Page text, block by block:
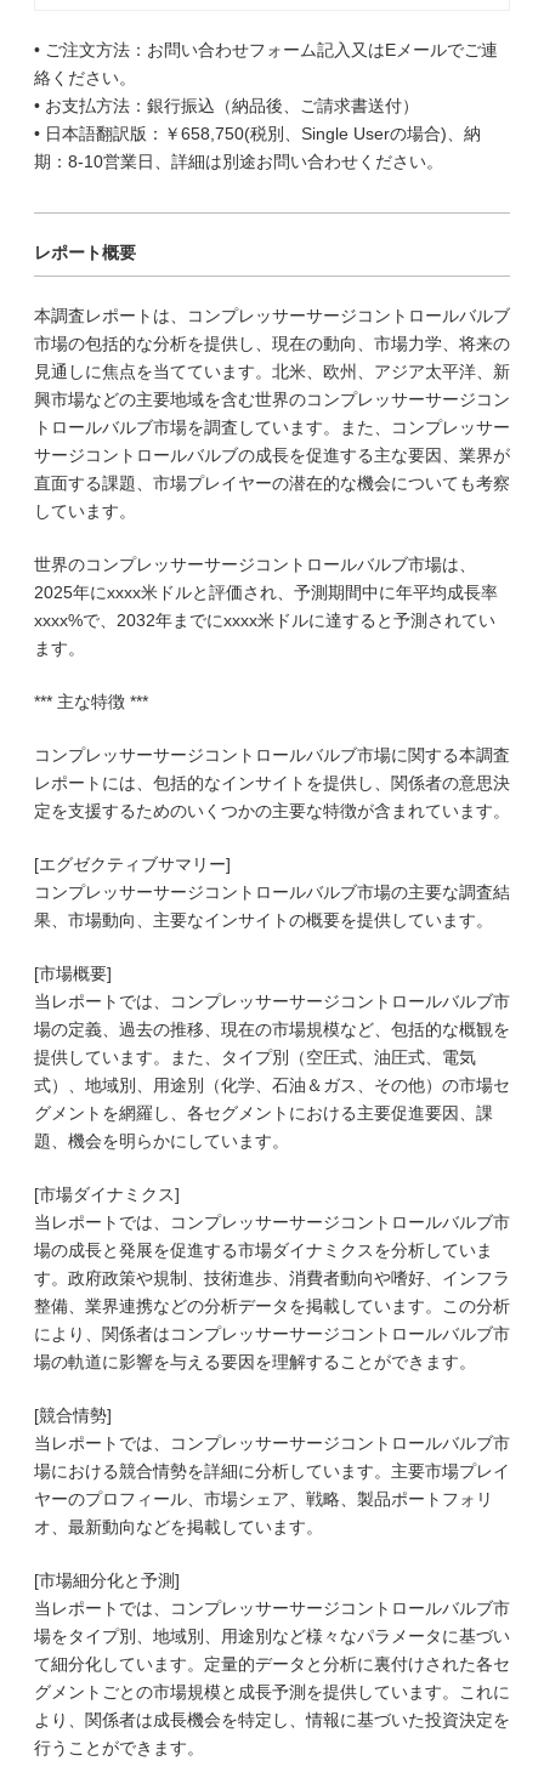
• ご注文方法：お問い合わせフォーム記入又はEメールでご連
絡ください。
• お支払方法：銀行振込（納品後、ご請求書送付）
• 日本語翻訳版：￥658,750(税別、Single Userの場合)、納
期：8-10営業日、詳細は別途お問い合わせください。
レポート概要
本調査レポートは、コンプレッサーサージコントロールバルブ
市場の包括的な分析を提供し、現在の動向、市場力学、将来の
見通しに焦点を当てています。北米、欧州、アジア太平洋、新
興市場などの主要地域を含む世界のコンプレッサーサージコン
トロールバルブ市場を調査しています。また、コンプレッサー
サージコントロールバルブの成長を促進する主な要因、業界が
直面する課題、市場プレイヤーの潜在的な機会についても考察
しています。
世界のコンプレッサーサージコントロールバルブ市場は、
2025年にxxxx米ドルと評価され、予測期間中に年平均成長率
xxxx%で、2032年までにxxxx米ドルに達すると予測されてい
ます。
*** 主な特徴 ***
コンプレッサーサージコントロールバルブ市場に関する本調査
レポートには、包括的なインサイトを提供し、関係者の意思決
定を支援するためのいくつかの主要な特徴が含まれています。
[エグゼクティブサマリー]
コンプレッサーサージコントロールバルブ市場の主要な調査結
果、市場動向、主要なインサイトの概要を提供しています。
[市場概要]
当レポートでは、コンプレッサーサージコントロールバルブ市
場の定義、過去の推移、現在の市場規模など、包括的な概観を
提供しています。また、タイプ別（空圧式、油圧式、電気
式）、地域別、用途別（化学、石油＆ガス、その他）の市場セ
グメントを網羅し、各セグメントにおける主要促進要因、課
題、機会を明らかにしています。
[市場ダイナミクス]
当レポートでは、コンプレッサーサージコントロールバルブ市
場の成長と発展を促進する市場ダイナミクスを分析していま
す。政府政策や規制、技術進歩、消費者動向や嗜好、インフラ
整備、業界連携などの分析データを掲載しています。この分析
により、関係者はコンプレッサーサージコントロールバルブ市
場の軌道に影響を与える要因を理解することができます。
[競合情勢]
当レポートでは、コンプレッサーサージコントロールバルブ市
場における競合情勢を詳細に分析しています。主要市場プレイ
ヤーのプロフィール、市場シェア、戦略、製品ポートフォリ
オ、最新動向などを掲載しています。
[市場細分化と予測]
当レポートでは、コンプレッサーサージコントロールバルブ市
場をタイプ別、地域別、用途別など様々なパラメータに基づい
て細分化しています。定量的データと分析に裏付けされた各セ
グメントごとの市場規模と成長予測を提供しています。これに
より、関係者は成長機会を特定し、情報に基づいた投資決定を
行うことができます。